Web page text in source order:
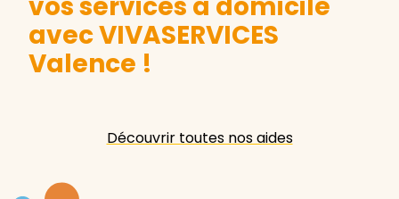
vos services à domicile
avec VIVASERVICES
Valence !
Découvrir toutes nos aides